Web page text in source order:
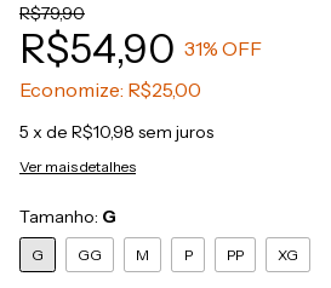
R$79,90
R$54,90 31% OFF
Economize: R$25,00
5 x de R$10,98 sem juros
Ver mais detalhes
Tamanho: G
G GG M P PP XG